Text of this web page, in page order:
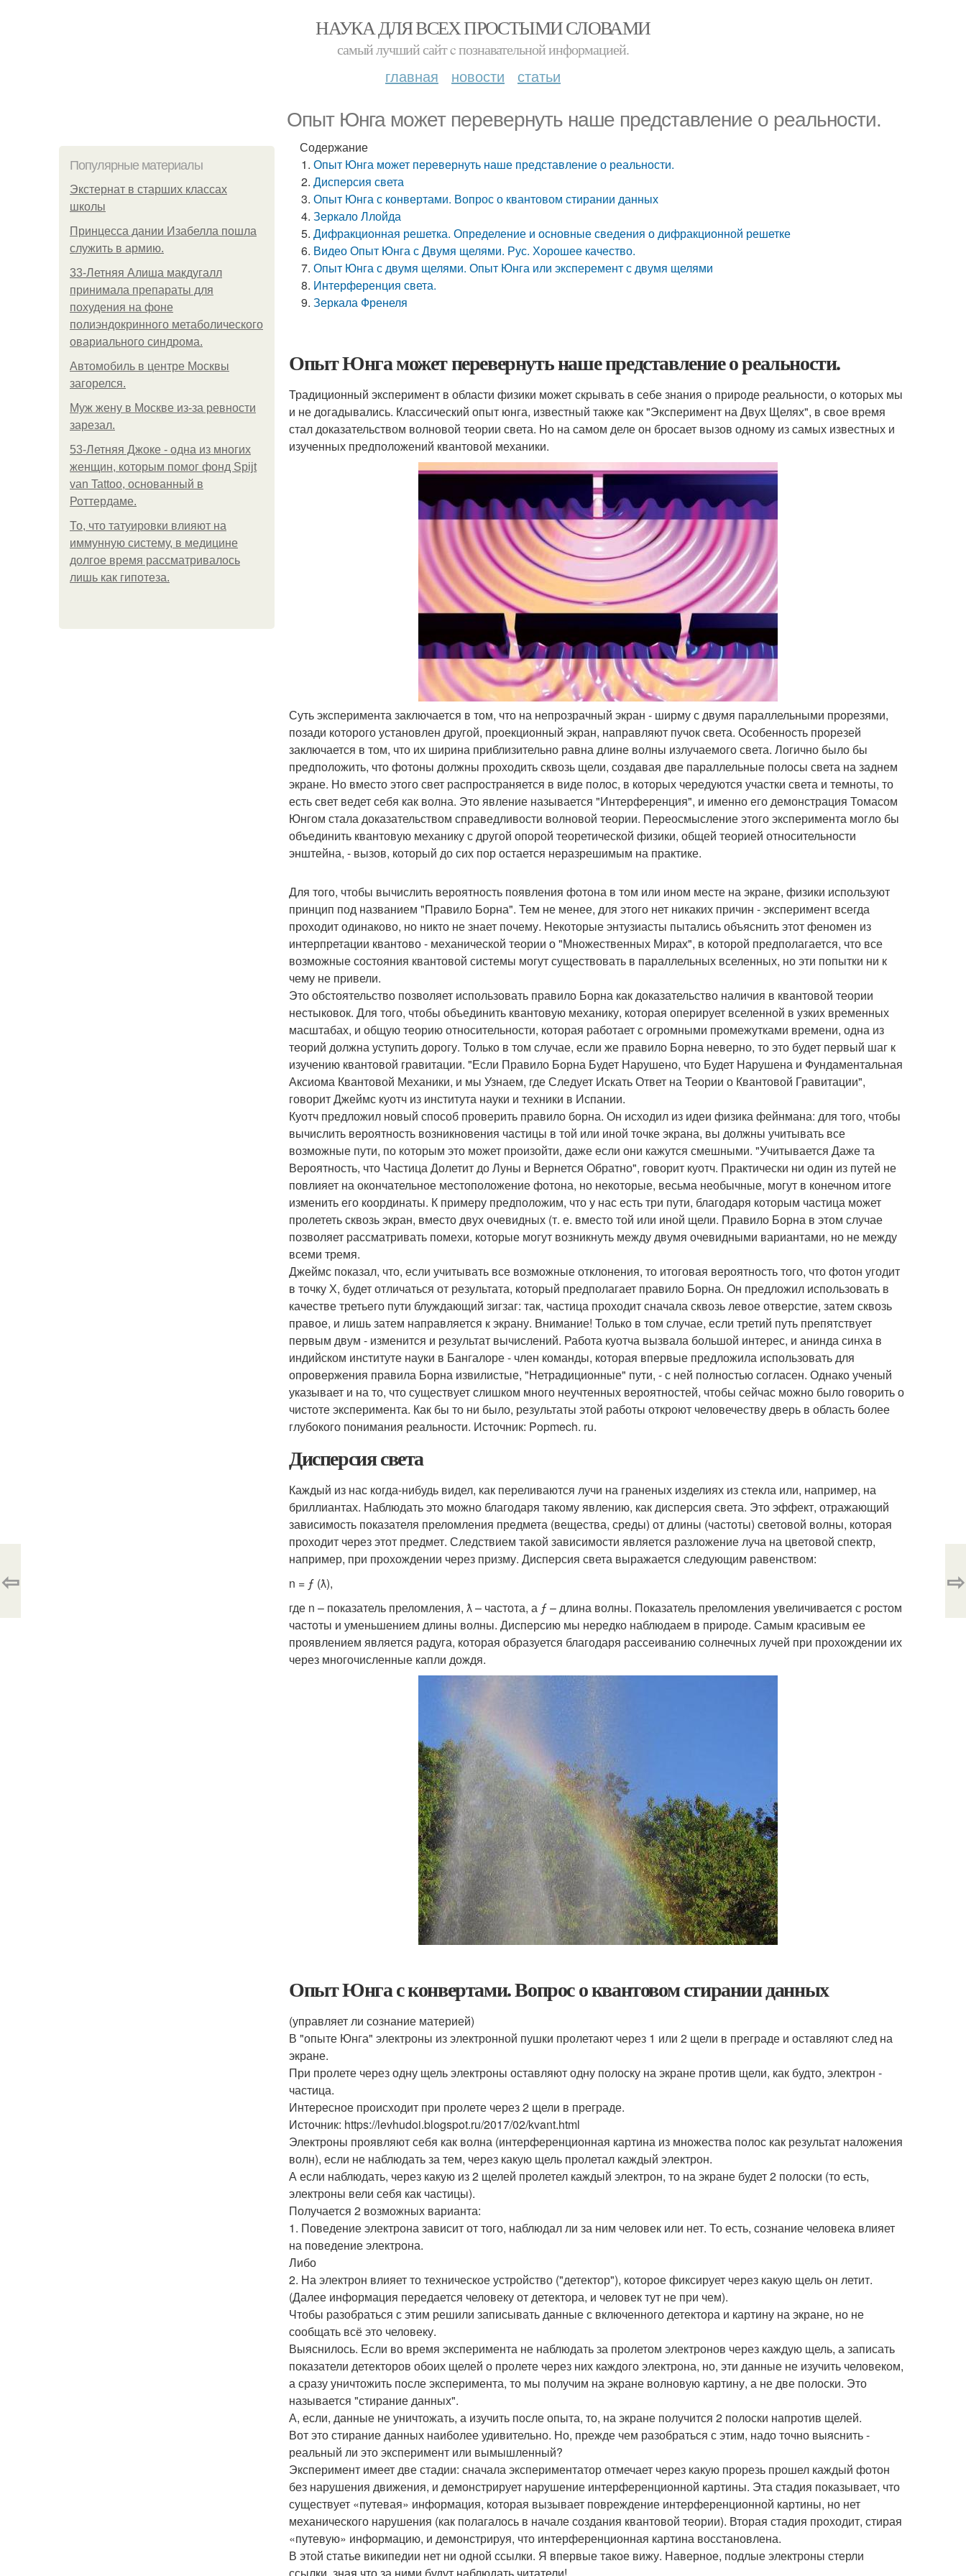
НАУКА ДЛЯ ВСЕХ ПРОСТЫМИ СЛОВАМИ
самый лучший сайт c познавательной информацией.
главная новости статьи
Опыт Юнга может перевернуть наше представление о реальности.
Популярные материалы
Экстернат в старших классах
школы
Принцесса дании Изабелла пошла
служить в армию.
33-Летняя Алиша макдугалл
принимала препараты для
похудения на фоне
полиэндокринного метаболического
овариального синдрома.
Автомобиль в центре Москвы
загорелся.
Mуж жену в Москве из-за ревности
зарезал.
53-Летняя Джоке - одна из многих
женщин, которым помог фонд Spijt
van Tattoo, основанный в
Роттердаме.
То, что татуировки влияют на
иммунную систему, в медицине
долгое время рассматривалось
лишь как гипотеза.
Содержание
Опыт Юнга может перевернуть наше представление о реальности.
Дисперсия света
Опыт Юнга с конвертами. Вопрос о квантовом стирании данных
Зеркало Ллойда
Дифракционная решетка. Определение и основные сведения о дифракционной решетке
Видео Опыт Юнга с Двумя щелями. Рус. Хорошее качество.
Опыт Юнга с двумя щелями. Опыт Юнга или эксперемент с двумя щелями
Интерференция света.
Зеркала Френеля
Опыт Юнга может перевернуть наше представление о реальности.
Традиционный эксперимент в области физики может скрывать в себе знания о природе реальности, о которых мы
и не догадывались. Классический опыт юнга, известный также как "Эксперимент на Двух Щелях", в свое время
стал доказательством волновой теории света. Но на самом деле он бросает вызов одному из самых известных и
изученных предположений квантовой механики.
Суть эксперимента заключается в том, что на непрозрачный экран - ширму с двумя параллельными прорезями,
позади которого установлен другой, проекционный экран, направляют пучок света. Особенность прорезей
заключается в том, что их ширина приблизительно равна длине волны излучаемого света. Логично было бы
предположить, что фотоны должны проходить сквозь щели, создавая две параллельные полосы света на заднем
экране. Но вместо этого свет распространяется в виде полос, в которых чередуются участки света и темноты, то
есть свет ведет себя как волна. Это явление называется "Интерференция", и именно его демонстрация Томасом
Юнгом стала доказательством справедливости волновой теории. Переосмысление этого эксперимента могло бы
объединить квантовую механику с другой опорой теоретической физики, общей теорией относительности
энштейна, - вызов, который до сих пор остается неразрешимым на практике.
Для того, чтобы вычислить вероятность появления фотона в том или ином месте на экране, физики используют
принцип под названием "Правило Борна". Тем не менее, для этого нет никаких причин - эксперимент всегда
проходит одинаково, но никто не знает почему. Некоторые энтузиасты пытались объяснить этот феномен из
интерпретации квантово - механической теории о "Множественных Мирах", в которой предполагается, что все
возможные состояния квантовой системы могут существовать в параллельных вселенных, но эти попытки ни к
чему не привели.
Это обстоятельство позволяет использовать правило Борна как доказательство наличия в квантовой теории
нестыковок. Для того, чтобы объединить квантовую механику, которая оперирует вселенной в узких временных
масштабах, и общую теорию относительности, которая работает с огромными промежутками времени, одна из
теорий должна уступить дорогу. Только в том случае, если же правило Борна неверно, то это будет первый шаг к
изучению квантовой гравитации. "Если Правило Борна Будет Нарушено, что Будет Нарушена и Фундаментальная
Аксиома Квантовой Механики, и мы Узнаем, где Следует Искать Ответ на Теории о Квантовой Гравитации",
говорит Джеймс куотч из института науки и техники в Испании.
Куотч предложил новый способ проверить правило борна. Он исходил из идеи физика фейнмана: для того, чтобы
вычислить вероятность возникновения частицы в той или иной точке экрана, вы должны учитывать все
возможные пути, по которым это может произойти, даже если они кажутся смешными. "Учитывается Даже та
Вероятность, что Частица Долетит до Луны и Вернется Обратно", говорит куотч. Практически ни один из путей не
повлияет на окончательное местоположение фотона, но некоторые, весьма необычные, могут в конечном итоге
изменить его координаты. К примеру предположим, что у нас есть три пути, благодаря которым частица может
пролететь сквозь экран, вместо двух очевидных (т. е. вместо той или иной щели. Правило Борна в этом случае
позволяет рассматривать помехи, которые могут возникнуть между двумя очевидными вариантами, но не между
всеми тремя.
Джеймс показал, что, если учитывать все возможные отклонения, то итоговая вероятность того, что фотон угодит
в точку Х, будет отличаться от результата, который предполагает правило Борна. Он предложил использовать в
качестве третьего пути блуждающий зигзаг: так, частица проходит сначала сквозь левое отверстие, затем сквозь
правое, и лишь затем направляется к экрану. Внимание! Только в том случае, если третий путь препятствует
первым двум - изменится и результат вычислений. Работа куотча вызвала большой интерес, и анинда синха в
индийском институте науки в Бангалоре - член команды, которая впервые предложила использовать для
опровержения правила Борна извилистые, "Нетрадиционные" пути, - с ней полностью согласен. Однако ученый
указывает и на то, что существует слишком много неучтенных вероятностей, чтобы сейчас можно было говорить о
чистоте эксперимента. Как бы то ни было, результаты этой работы откроют человечеству дверь в область более
глубокого понимания реальности. Источник: Popmech. ru.
Дисперсия света
Каждый из нас когда-нибудь видел, как переливаются лучи на граненых изделиях из стекла или, например, на
бриллиантах. Наблюдать это можно благодаря такому явлению, как дисперсия света. Это эффект, отражающий
зависимость показателя преломления предмета (вещества, среды) от длины (частоты) световой волны, которая
проходит через этот предмет. Следствием такой зависимости является разложение луча на цветовой спектр,
например, при прохождении через призму. Дисперсия света выражается следующим равенством:
n = ƒ (ƛ),
где n – показатель преломления, ƛ – частота, а ƒ – длина волны. Показатель преломления увеличивается с ростом
частоты и уменьшением длины волны. Дисперсию мы нередко наблюдаем в природе. Самым красивым ее
проявлением является радуга, которая образуется благодаря рассеиванию солнечных лучей при прохождении их
через многочисленные капли дождя.
Опыт Юнга с конвертами. Вопрос о квантовом стирании данных
(управляет ли сознание материей)
В "опыте Юнга" электроны из электронной пушки пролетают через 1 или 2 щели в преграде и оставляют след на
экране.
При пролете через одну щель электроны оставляют одну полоску на экране против щели, как будто, электрон -
частица.
Интересное происходит при пролете через 2 щели в преграде.
Источник: https://levhudoi.blogspot.ru/2017/02/kvant.html
Электроны проявляют себя как волна (интерференционная картина из множества полос как результат наложения
волн), если не наблюдать за тем, через какую щель пролетал каждый электрон.
А если наблюдать, через какую из 2 щелей пролетел каждый электрон, то на экране будет 2 полоски (то есть,
электроны вели себя как частицы).
Получается 2 возможных варианта:
1. Поведение электрона зависит от того, наблюдал ли за ним человек или нет. То есть, сознание человека влияет
на поведение электрона.
Либо
2. На электрон влияет то техническое устройство ("детектор"), которое фиксирует через какую щель он летит.
(Далее информация передается человеку от детектора, и человек тут не при чем).
Чтобы разобраться с этим решили записывать данные с включенного детектора и картину на экране, но не
сообщать всё это человеку.
Выяснилось. Если во время эксперимента не наблюдать за пролетом электронов через каждую щель, а записать
показатели детекторов обоих щелей о пролете через них каждого электрона, но, эти данные не изучить человеком,
а сразу уничтожить после эксперимента, то мы получим на экране волновую картину, а не две полоски. Это
называется "стирание данных".
А, если, данные не уничтожать, а изучить после опыта, то, на экране получится 2 полоски напротив щелей.
Вот это стирание данных наиболее удивительно. Но, прежде чем разобраться с этим, надо точно выяснить -
реальный ли это эксперимент или вымышленный?
Эксперимент имеет две стадии: сначала экспериментатор отмечает через какую прорезь прошел каждый фотон
без нарушения движения, и демонстрирует нарушение интерференционной картины. Эта стадия показывает, что
существует «путевая» информация, которая вызывает повреждение интерференционной картины, но нет
механического нарушения (как полагалось в начале создания квантовой теории). Вторая стадия проходит, стирая
«путевую» информацию, и демонстрируя, что интерференционная картина восстановлена.
В этой статье википедии нет ни одной ссылки. Я впервые такое вижу. Наверное, подлые электроны стерли
⇦ ⇨